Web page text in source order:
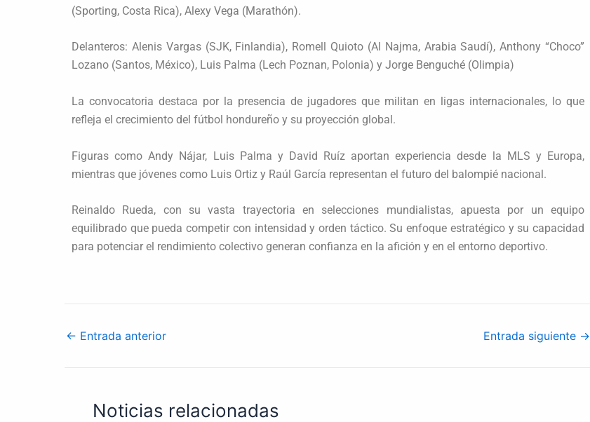
(Sporting, Costa Rica), Alexy Vega (Marathón).
Delanteros: Alenis Vargas (SJK, Finlandia), Romell Quioto (Al Najma, Arabia Saudí), Anthony “Choco”
Lozano (Santos, México), Luis Palma (Lech Poznan, Polonia) y Jorge Benguché (Olimpia)
La convocatoria destaca por la presencia de jugadores que militan en ligas internacionales, lo que
refleja el crecimiento del fútbol hondureño y su proyección global.
Figuras como Andy Nájar, Luis Palma y David Ruíz aportan experiencia desde la MLS y Europa,
mientras que jóvenes como Luis Ortiz y Raúl García representan el futuro del balompié nacional.
Reinaldo Rueda, con su vasta trayectoria en selecciones mundialistas, apuesta por un equipo
equilibrado que pueda competir con intensidad y orden táctico. Su enfoque estratégico y su capacidad
para potenciar el rendimiento colectivo generan confianza en la afición y en el entorno deportivo.
← Entrada anterior Entrada siguiente →
Noticias relacionadas